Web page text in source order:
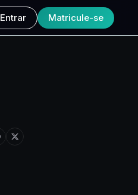
Entrar Matricule-se